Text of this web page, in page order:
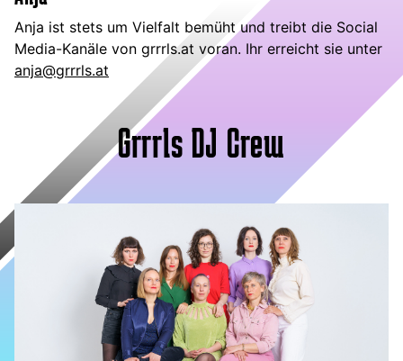
Anja ist stets um Vielfalt bemüht und treibt die Social
Media-Kanäle von grrrls.at voran. Ihr erreicht sie unter
anja@grrrls.at
Grrrls DJ Crew